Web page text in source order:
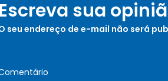
Escreva sua
seu endereço de e-mail não será